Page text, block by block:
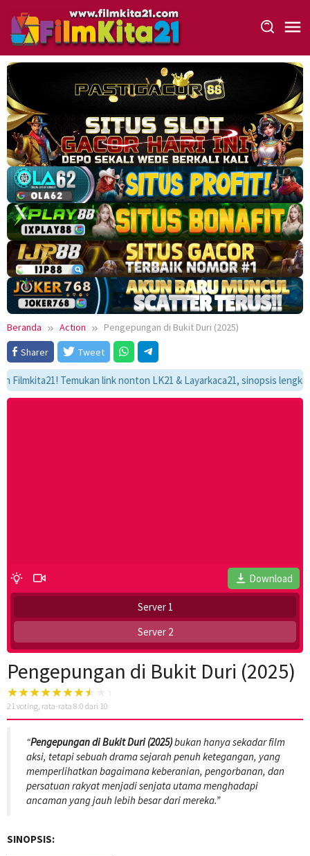
konten
Beranda Action
Pengepungan di Bukit Duri (2025)
Sharer
Tweet
Temukan link nonton LK21 & Layarkaca21, sinopsis lengkap,
Download
Server 1
Server 2
Pengepungan di Bukit Duri (2025)
21 voting, rata-rata 8.0 dari 10
“Pengepungan di Bukit Duri (2025)bukan hanya sekadar film
aksi, tetapi sebuah drama sejarah penuh ketegangan, yang
memperlihatkan bagaimana keberanian, pengorbanan, dan
persatuan rakyat menjadi senjata utama menghadapi
ancaman yang jauh lebih besar dari mereka.”
SINOPSIS: